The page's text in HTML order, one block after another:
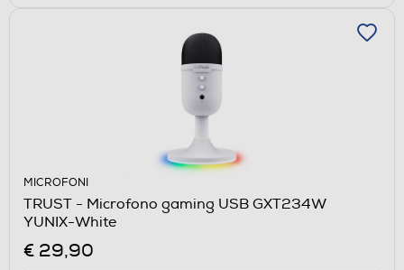
MICROFONI
TRUST - Microfono gaming USB GXT234W
YUNIX-White
€ 29,90